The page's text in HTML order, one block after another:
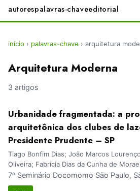
autorespalavras-chaveeditorial
início › palavras-chave › arquitetura
Arquitetura Moderna
3 artigos
Urbanidade fragmentada: a
arquitetônica dos clubes de
Presidente Prudente – SP
Tiago Bonfim Dias; João Marcos
Oliveira; Fabrícia Dias da Cunha de
7º Seminário Docomomo São Paulo,